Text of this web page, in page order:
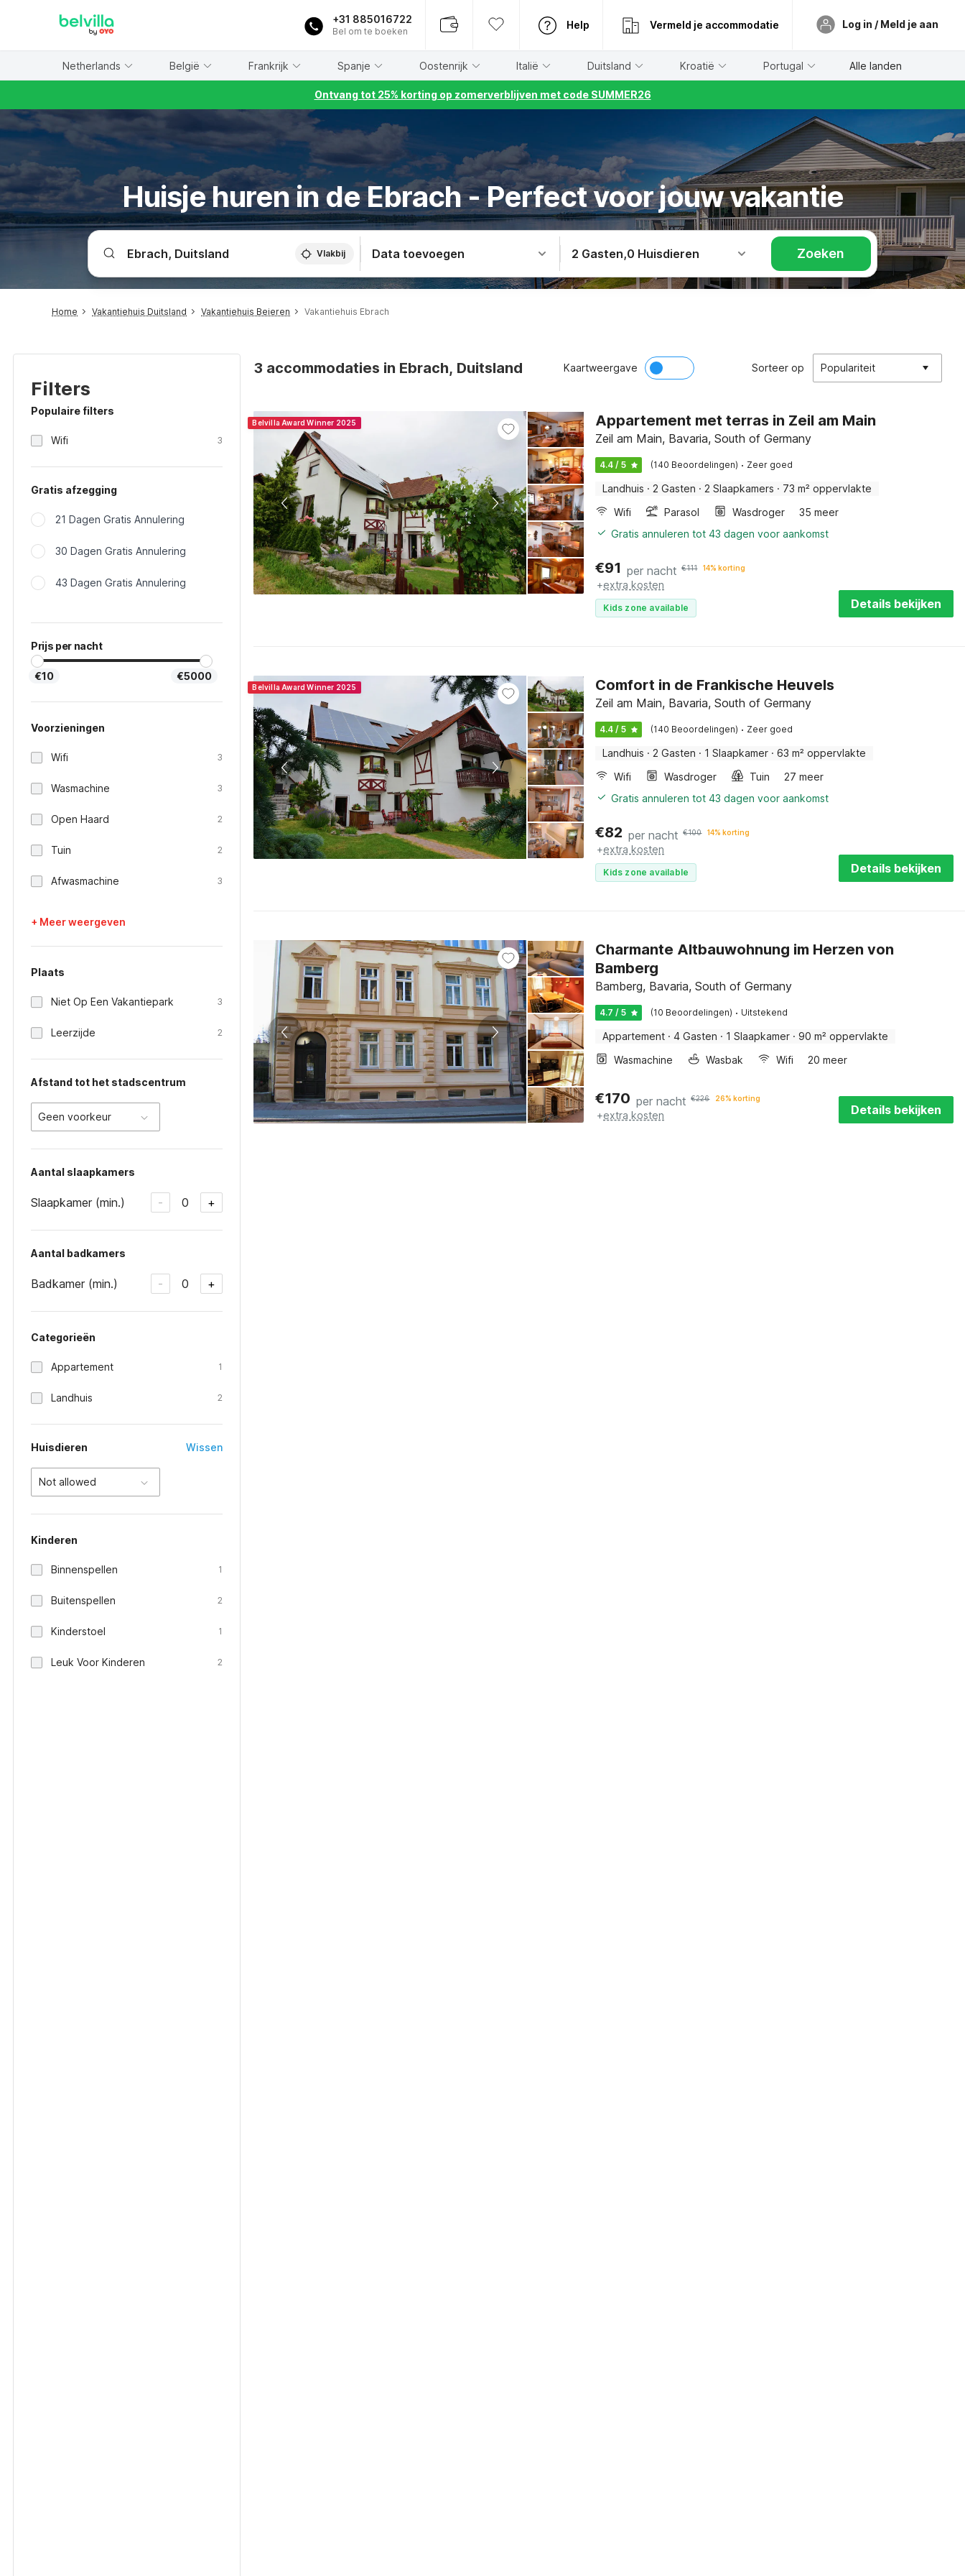
+31 885016722
Bel om te boeken
Help Vermeld je accommodatie Log in / Meld je aan
Netherlands België Frankrijk Spanje Oostenrijk Italië Duitsland Kroatië Portugal Alle landen
Ontvang tot 25% korting op zomerverblijven met code SUMMER26
Huisje huren in de Ebrach - Perfect voor jouw vakantie
Vlakbij Data toevoegen 2 Gasten,0 Huisdieren Zoeken
Home Vakantiehuis Duitsland Vakantiehuis Beieren Vakantiehuis Ebrach
Filters
Populaire filters
Wifi 3
Gratis afzegging
21 Dagen Gratis Annulering
30 Dagen Gratis Annulering
43 Dagen Gratis Annulering
Prijs per nacht
€10 €5000
Voorzieningen
Wifi 3
Wasmachine 3
Open Haard 2
Tuin 2
Afwasmachine 3
+ Meer weergeven
Plaats
Niet Op Een Vakantiepark 3
Leerzijde 2
Afstand tot het stadscentrum
Geen voorkeur
Aantal slaapkamers
Slaapkamer (min.) - 0 +
Aantal badkamers
Badkamer (min.) - 0 +
Categorieën
Appartement 1
Landhuis 2
Huisdieren Wissen
Not allowed
Kinderen
Binnenspellen 1
Buitenspellen 2
Kinderstoel 1
Leuk Voor Kinderen 2
3 accommodaties in Ebrach, Duitsland Kaartweergave Sorteer op Populariteit
Belvilla Award Winner 2025 Appartement met terras in Zeil am Main
Zeil am Main, Bavaria, South of Germany
4.4 / 5 (140 Beoordelingen) · Zeer goed
Landhuis · 2 Gasten · 2 Slaapkamers · 73 m² oppervlakte
Wifi
Parasol Wasdroger
35 meer
Gratis annuleren tot 43 dagen voor aankomst
€91 per nacht €111 14% korting
+extra kosten
Kids zone available Details bekijken
Belvilla Award Winner 2025 Comfort in de Frankische Heuvels
Zeil am Main, Bavaria, South of Germany
4.4 / 5 (140 Beoordelingen) · Zeer goed
Landhuis · 2 Gasten · 1 Slaapkamer · 63 m² oppervlakte
Wifi
Wasdroger Tuin
27 meer
Gratis annuleren tot 43 dagen voor aankomst
€82 per nacht €100 14% korting
+extra kosten
Kids zone available Details bekijken
Charmante Altbauwohnung im Herzen von
Bamberg
Bamberg, Bavaria, South of Germany
4.7 / 5 (10 Beoordelingen) · Uitstekend
Appartement · 4 Gasten · 1 Slaapkamer · 90 m² oppervlakte
Wasmachine
Wasbak Wifi 20 meer
€170 per nacht €226 26% korting
+extra kosten Details bekijken